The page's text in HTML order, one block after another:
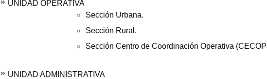
UNIDAD OPERATIVA
Sección Urbana.
Sección Rural.
Sección Centro de Coordinación Operativa
UNIDAD ADMINISTRATIVA